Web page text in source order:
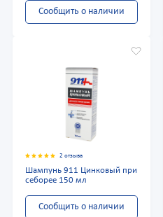
Сообщить о наличии
2 отзыва
Шампунь 911 Цинковый при
себорее 150 мл
Сообщить о наличии